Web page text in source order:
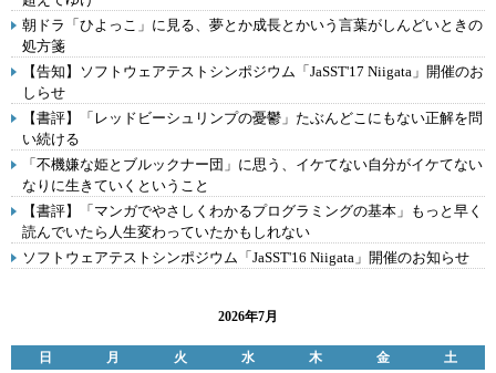
朝ドラ「ひよっこ」に見る、夢とか成長とかいう言葉がしんどいときの
処方箋
【告知】ソフトウェアテストシンポジウム「JaSST'17 Niigata」開催のお
しらせ
【書評】「レッドビーシュリンプの憂鬱」たぶんどこにもない正解を問
い続ける
「不機嫌な姫とブルックナー団」に思う、イケてない自分がイケてない
なりに生きていくということ
【書評】「マンガでやさしくわかるプログラミングの基本」もっと早く
読んでいたら人生変わっていたかもしれない
ソフトウェアテストシンポジウム「JaSST'16 Niigata」開催のお知らせ
2026年7月
日 月 火 水 木 金
土